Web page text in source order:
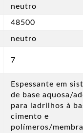
neutro
48500
neutro
7
Espessante em
de base aquosa/
para ladrilhos à
cimento e
polímeros/